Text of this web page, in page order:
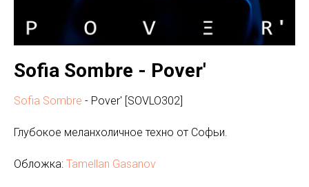
Sofia Sombre - Pover'
Sofia Sombre - Pover' [SOVLO302]
Глубокое меланхоличное техно от Софьи.
Обложка: Tamellan Gasanov